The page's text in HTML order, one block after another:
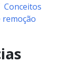
Conceitos
remoção